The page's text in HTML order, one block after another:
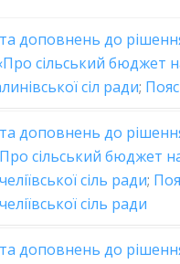
доповнень до
сільський бюджет
сіл ради;
доповнень до рішення
сільський бюджет
сіль ради;
сіль ради
доповнень до рішення